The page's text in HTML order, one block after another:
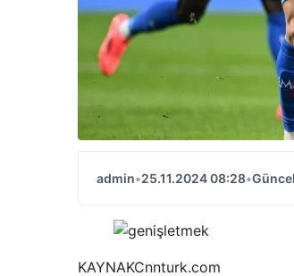
admin•25.11.2024 08:28•
KAYNAKCnnturk.com